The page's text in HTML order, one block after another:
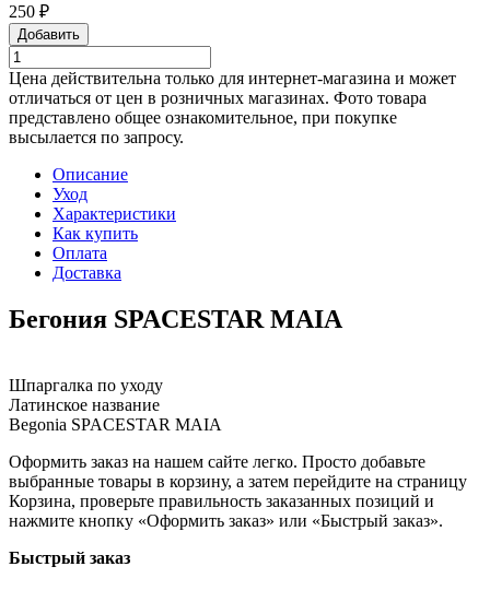
250 ₽
Добавить
Цена действительна только для интернет-магазина и может
отличаться от цен в розничных магазинах. Фото товара
представлено общее ознакомительное, при покупке
высылается по запросу.
Описание
Уход
Характеристики
Как купить
Оплата
Доставка
Бегония SPACESTAR MAIA
Шпаргалка по уходу
Латинское название
Begonia SPACESTAR MAIA
Оформить заказ на нашем сайте легко. Просто добавьте
выбранные товары в корзину, а затем перейдите на страницу
Корзина, проверьте правильность заказанных позиций и
нажмите кнопку «Оформить заказ» или «Быстрый заказ».
Быстрый заказ